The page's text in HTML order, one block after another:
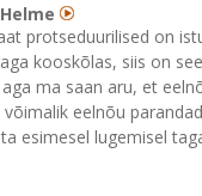
protseduurilised on
kooskõlas, siis on
ma saan aru, et
eelnõu
esimesel lugemisel